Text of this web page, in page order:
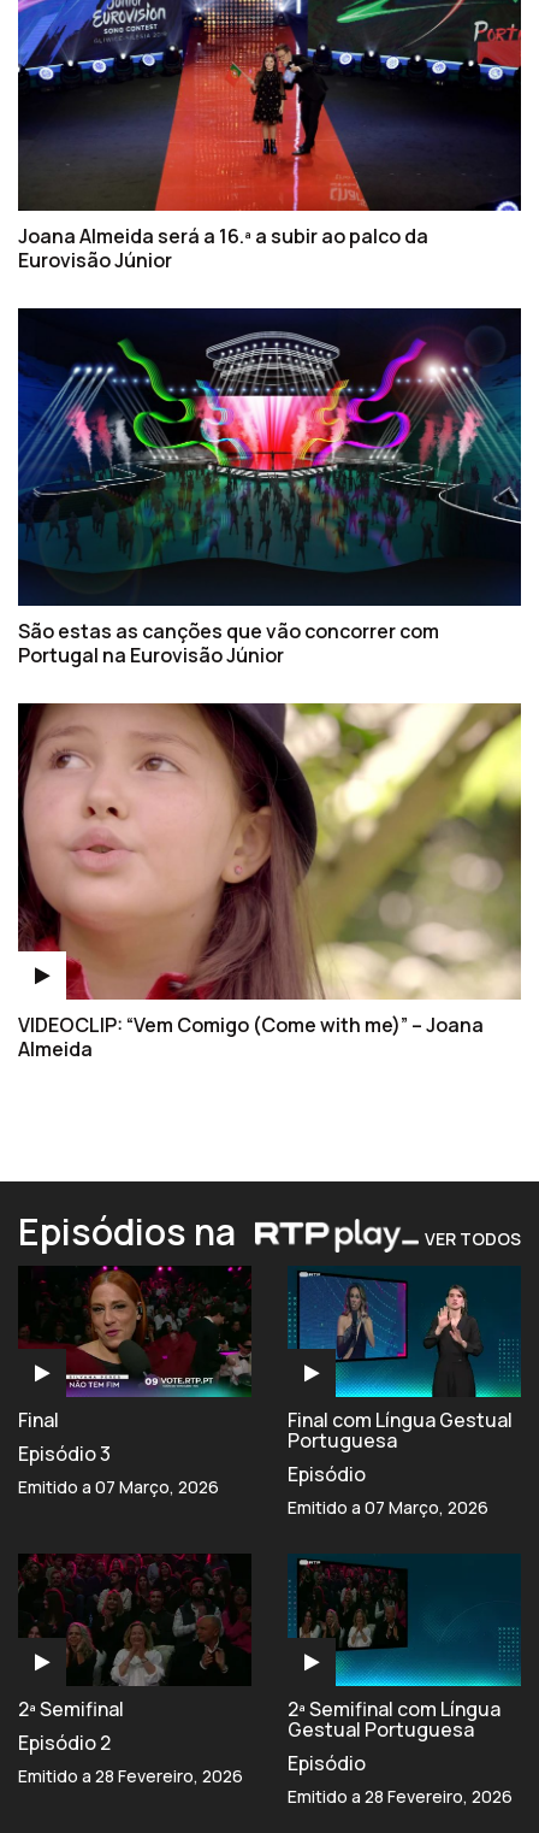
Joana Almeida será a 16.ª a subir ao palco da
Eurovisão Júnior
São estas as canções que vão concorrer com
Portugal na Eurovisão Júnior
VIDEOCLIP: “Vem Comigo (Come with me)” – Joana
Almeida
Episódios na VER TODOS
Final
Episódio 3
Emitido a 07 Março, 2026
Final com Língua Gestual
Portuguesa
Episódio
Emitido a 07 Março, 2026
2ª Semifinal
Episódio 2
Emitido a 28 Fevereiro, 2026
2ª Semifinal com Língua
Gestual Portuguesa
Episódio
Emitido a 28 Fevereiro, 2026